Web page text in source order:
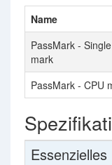
Name
PassMark -
mark
PassMark - CPU
Essenzielles